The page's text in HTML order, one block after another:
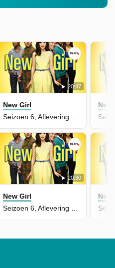
20:47
New Girl
Seizoen 6, Aflevering 9 - Es Good
20:30
New Girl
New
New